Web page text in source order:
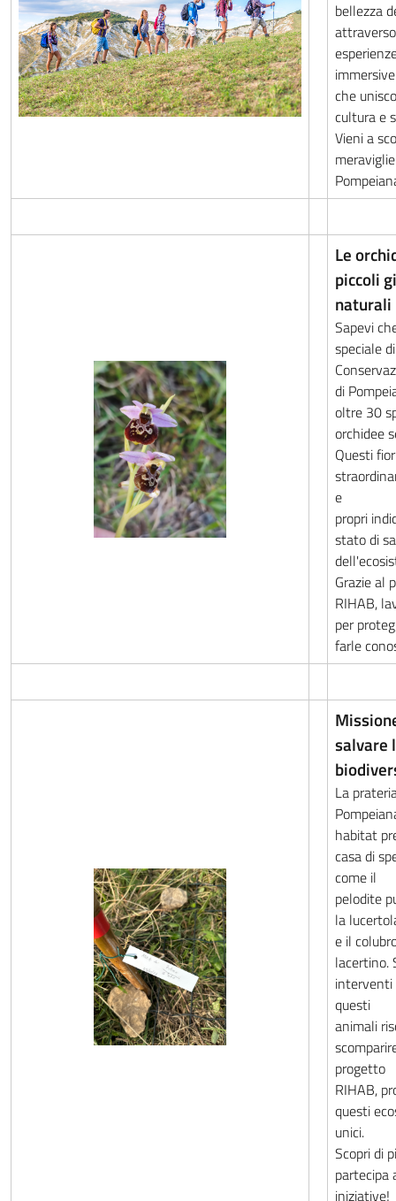
bellezza
attraverso
immersive
che
cultura e
Vieni a
Le
piccoli
naturali
Sapevi
speciale di
di
oltre 30
orchidee
Questi
e
propri
stato di
Grazie al
RIHAB,
per
farle
salvare
La
habitat
casa di
come il
pelodite
la
e il
lacertino.
questi
animali
progetto
RIHAB,
questi
unici.
Scopri di
partecipa
iniziative!